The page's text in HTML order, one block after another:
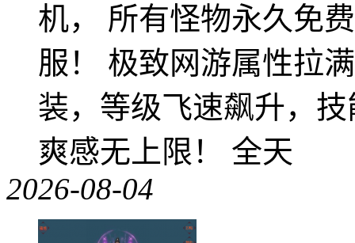
机， 所有怪物永久免
服！ 极致网游属性拉
装，等级飞速飙升，
爽感无上限！ 全天
2026-08-04